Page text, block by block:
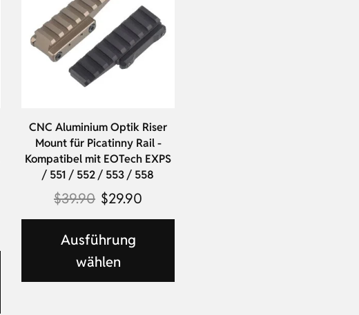
CNC Aluminium Optik Riser
Mount für Picatinny Rail -
Kompatibel mit EOTech EXPS
/ 551 / 552 / 553 / 558
$39.90 $29.90
Ausführung
wählen